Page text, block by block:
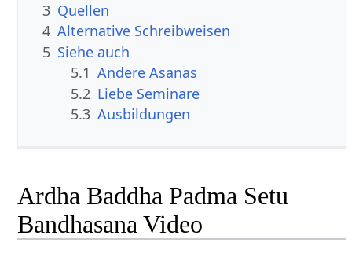
3 Quellen
4 Alternative Schreibweisen
5 Siehe auch
5.1 Andere Asanas
5.2 Liebe Seminare
5.3 Ausbildungen
Ardha Baddha Padma Setu
Bandhasana Video